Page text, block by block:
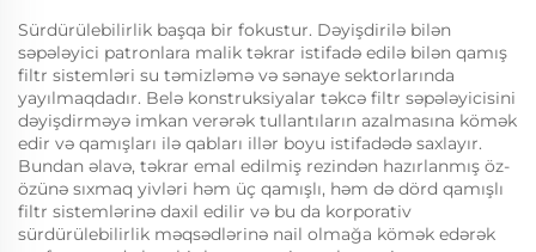
Sürdürülebilirlik başqa bir fokustur. Dəyişdirilə bilən
səpələyici patronlara malik təkrar istifadə edilə bilən qamış
filtr sistemləri su təmizləmə və sənaye sektorlarında
yayılmaqdadır. Belə konstruksiyalar təkcə filtr səpələyicisini
dəyişdirməyə imkan verərək tullantıların azalmasına kömək
edir və qamışları ilə qabları illər boyu istifadədə saxlayır.
Bundan əlavə, təkrar emal edilmiş rezindən hazırlanmış öz-
özünə sıxmaq yivləri həm üç qamışlı, həm də dörd qamışlı
filtr sistemlərinə daxil edilir və bu da korporativ
sürdürülebilirlik məqsədlərinə nail olmağa kömək edərək